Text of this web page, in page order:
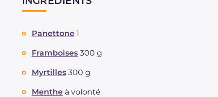
Panettone 1
Framboises 300 g
Myrtilles 300 g
Menthe à volonté